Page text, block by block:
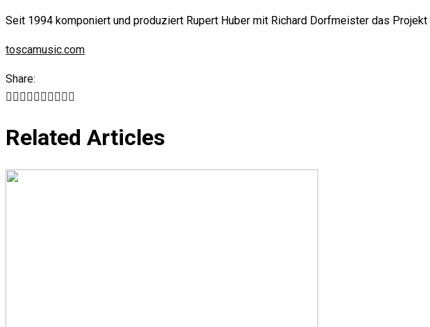
Seit 1994 komponiert und produziert Rupert Huber mit Richard Dorfmeister das Projekt
toscamusic.com
Share:
Related Articles